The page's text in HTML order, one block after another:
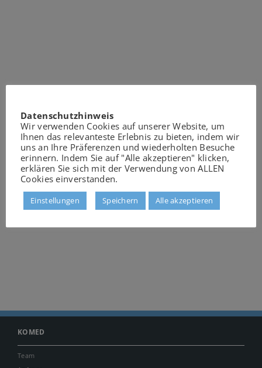
KOMED
Team
Datenschutzhinweis
Wir verwenden Cookies auf unserer Website, um
Ihnen das relevanteste Erlebnis zu bieten, indem wir
uns an Ihre Präferenzen und wiederholten Besuche
erinnern. Indem Sie auf "Alle akzeptieren" klicken,
erklären Sie sich mit der Verwendung von ALLEN
Cookies einverstanden.
Einstellungen Speichern Alle akzeptieren